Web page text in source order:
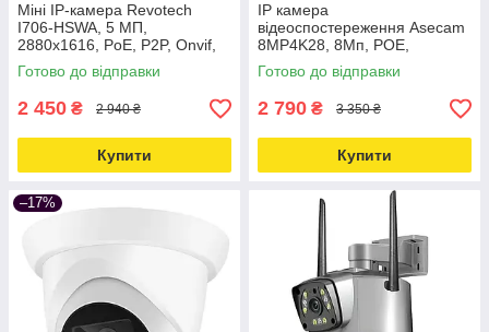
Міні IP-камера Revotech
I706-HSWA, 5 МП,
2880х1616, PoE, P2P, Onvif,
H.265 Love&Life -online-
multimarket-
Готово до відправки
2 450 ₴ 2 940 ₴
Купити
IP камера
відеоспостереження Asecam
8MP4K28, 8Мп, POE,
вологозахищена, з
мікрофоном Love&Life -
Готово до відправки
2 790 ₴ 3 350 ₴
Купити
–17%